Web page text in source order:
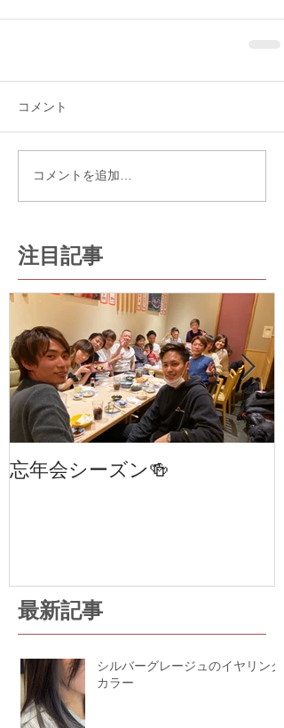
コメント
コメントを追加…
注目記事
忘年会シーズン🍻
最新記事
シルバーグレージュのイヤリング
カラー